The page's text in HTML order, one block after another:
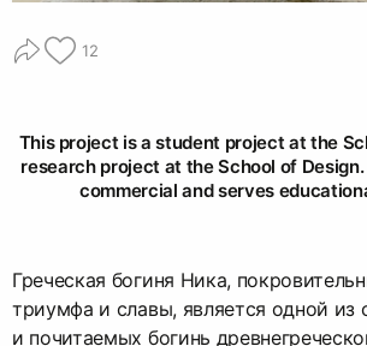
12
This project is a student project at the
research project at the School of
commercial and serves
Греческая богиня Ника,
триумфа и славы, является одной из
и почитаемых богинь